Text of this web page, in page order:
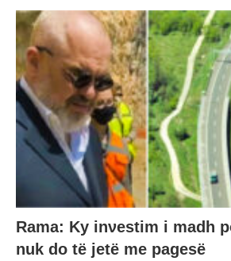
Rama: Ky inνestim i madh
nuk do të jetë me pagesë